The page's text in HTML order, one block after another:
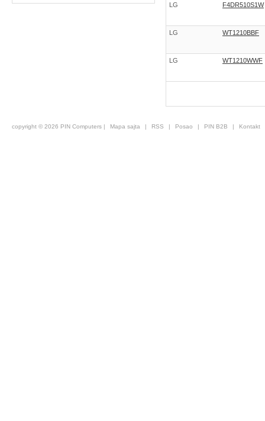
LG F4DR510S1W
LG WT1210BBF
LG WT1210WWF
copyright © 2026 PIN Computers | Mapa sajta | RSS | Posao | PIN B2B | Kontakt